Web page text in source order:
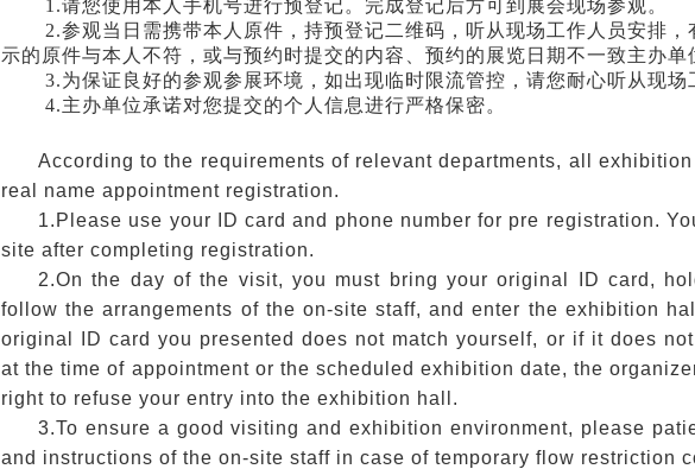
1.请您使用本人手机号进行预登记。完成登记后方可到展会现场参观。
2.参观当日需携带本人原件，持预登记二维码，听从现场工作人员安排
示的原件与本人不符，或与预约时提交的内容、预约的展览日期不一致主办单
3.为保证良好的参观参展环境，如出现临时限流管控，请您耐心听从现场
4.主办单位承诺对您提交的个人信息进行严格保密。
According to the requirements of relevant departments, all
real name appointment registration.
1.Please use your ID card and phone number for pre registration.
site after completing registration.
2.On the day of the visit, you must bring your original ID card,
follow the arrangements of the on-site staff, and enter the exhibition
original ID card you presented does not match yourself, or if it does
at the time of appointment or the scheduled exhibition date, the
right to refuse your entry into the exhibition hall.
3.To ensure a good visiting and exhibition environment, please
and instructions of the on-site staff in case of temporary flow restriction